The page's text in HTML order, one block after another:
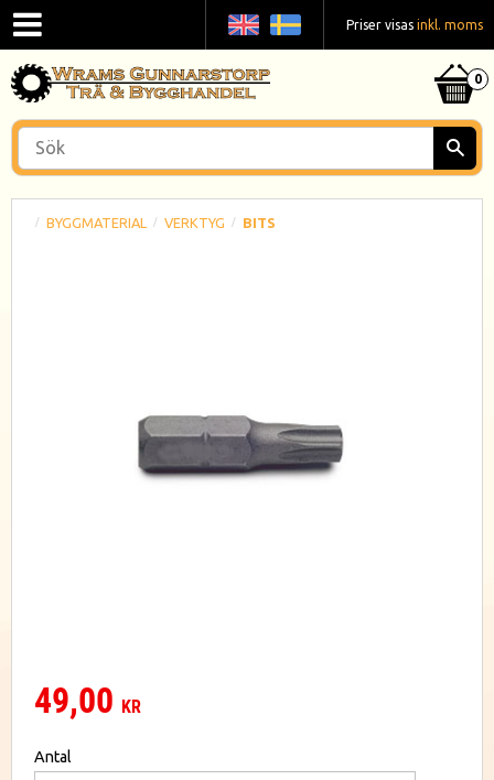
Priser visas inkl. moms
BYGGMATERIAL VERKTYG BITS
49,00 KR
Antal